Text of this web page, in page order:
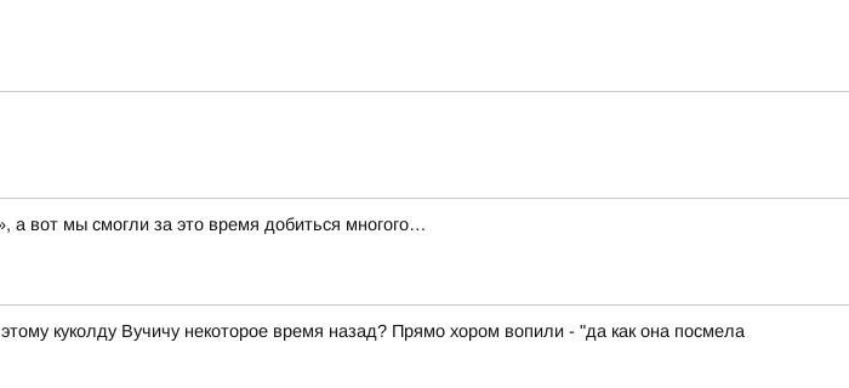
а вот мы смогли за это время добиться многого…
куколду Вучичу некоторое время назад? Прямо хором вопили - "да как она посмела